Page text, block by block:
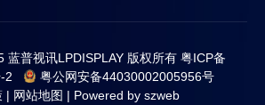
蓝普视讯LPDISPLAY 版权所有 粤ICP备
2
粤公网安备44030002005956号
| 网站地图 | Powered by szweb